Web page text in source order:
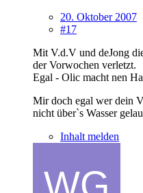
20. Oktober 2007
#17
Mit V.d.V und deJong
der Vorwochen verletzt.
Egal - Olic macht nen
Mir doch egal wer dein
nicht über`s Wasser
Inhalt melden